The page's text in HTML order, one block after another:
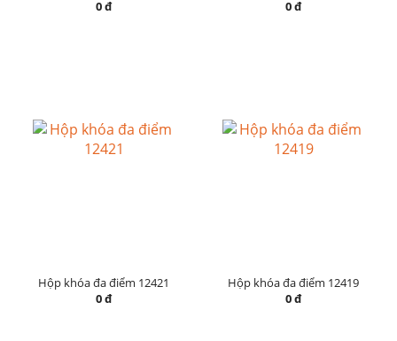
0 đ
0 đ
Hộp khóa đa điểm 12421
0 đ
Hộp khóa đa điểm 12419
0 đ